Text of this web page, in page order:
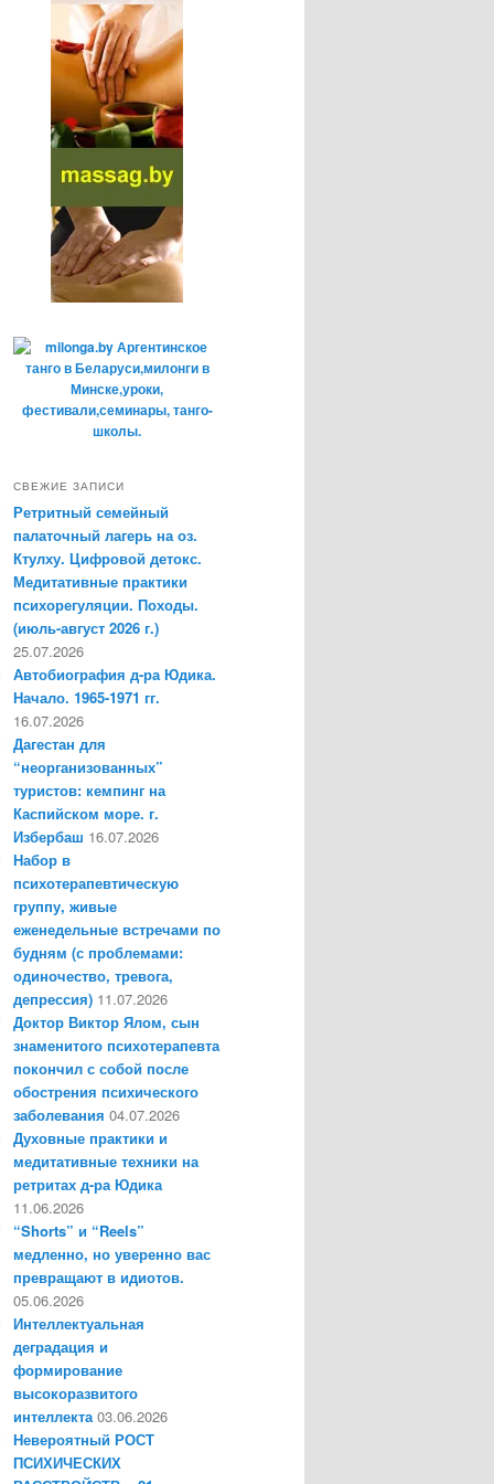
СВЕЖИЕ ЗАПИСИ
Ретритный семейный
палаточный лагерь на оз.
Ктулху. Цифровой детокс.
Медитативные практики
психорегуляции. Походы.
(июль-август 2026 г.)
25.07.2026
Автобиография д-ра Юдика.
Начало. 1965-1971 гг.
16.07.2026
Дагестан для
“неорганизованных”
туристов: кемпинг на
Каспийском море. г.
Избербаш 16.07.2026
Набор в
психотерапевтическую
группу, живые
еженедельные встречами по
будням (с проблемами:
одиночество, тревога,
депрессия) 11.07.2026
Доктор Виктор Ялом, сын
знаменитого психотерапевта
покончил с собой после
обострения психического
заболевания 04.07.2026
Духовные практики и
медитативные техники на
ретритах д-ра Юдика
11.06.2026
“Shorts” и “Reels”
медленно, но уверенно вас
превращают в идиотов.
05.06.2026
Интеллектуальная
деградация и
формирование
высокоразвитого
интеллекта 03.06.2026
Невероятный РОСТ
ПСИХИЧЕСКИХ